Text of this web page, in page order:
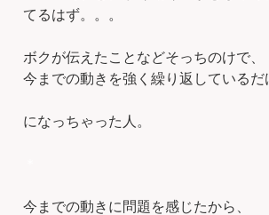
てるはず。。。
ボクが伝えたことなどそっちのけで、
今までの動きを強く繰り返しているだ
になっちゃった人。
今までの動きに問題を感じたから、